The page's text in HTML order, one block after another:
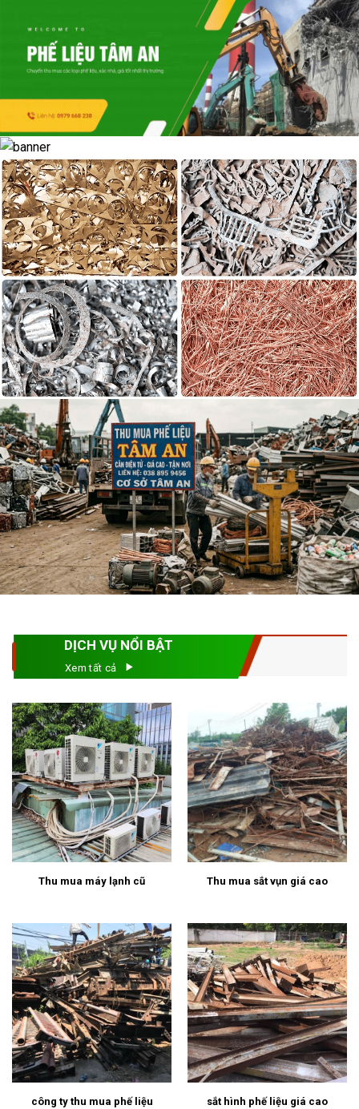
DỊCH VỤ NỔI BẬT
Xem tất cả
Thu mua máy lạnh cũ Thu mua sắt vụn giá cao
công ty thu mua phế liệu sắt hình phế liệu giá cao